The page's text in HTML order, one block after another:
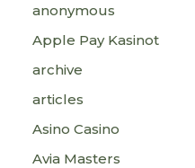
anonymous
Apple Pay Kasinot
archive
articles
Asino Casino
Avia Masters